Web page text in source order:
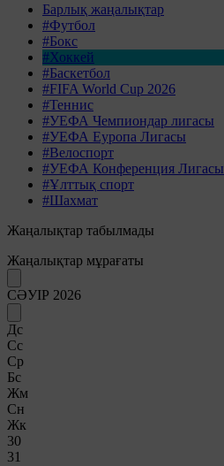
Барлық жаңалықтар
#Футбол
#Бокс
#Хоккей
#Баскетбол
#FIFA World Cup 2026
#Теннис
#УЕФА Чемпиондар лигасы
#УЕФА Еуропа Лигасы
#Велоспорт
#УЕФА Конференция Лигасы
#Ұлттық спорт
#Шахмат
Жаңалықтар табылмады
Жаңалықтар мұрағаты
СӘУІР 2026
Дс
Сс
Ср
Бс
Жм
Сн
Жк
30
31